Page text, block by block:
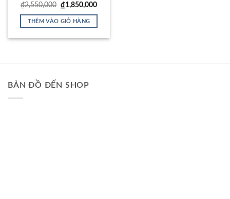
₫2,550,000 Giá
gốc
là:
₫2,550,000.
₫1,850,000Giá
THÊM VÀO GIỎ HÀNG
BẢN ĐỒ ĐẾN SHOP